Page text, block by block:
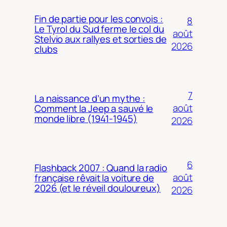
Fin de partie pour les convois :
Le Tyrol du Sud ferme le col du
Stelvio aux rallyes et sorties de
clubs
8
août
2026
La naissance d’un mythe :
Comment la Jeep a sauvé le
monde libre (1941-1945)
7
août
2026
Flashback 2007 : Quand la radio
française rêvait la voiture de
2026 (et le réveil douloureux)
6
août
2026